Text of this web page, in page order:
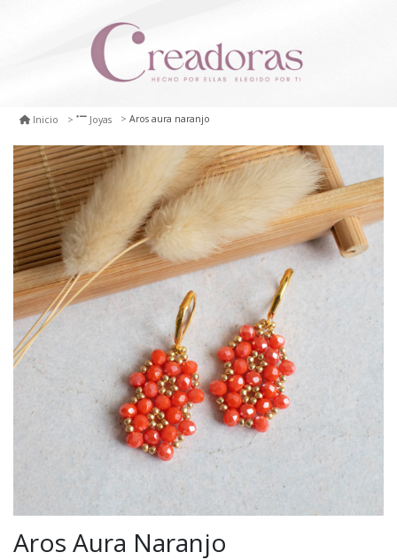
Inicio Joyas Aros aura naranjo
Aros Aura Naranjo